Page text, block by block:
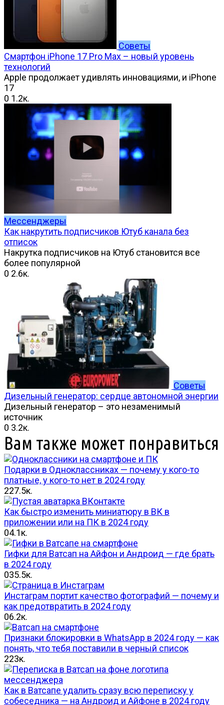
Советы
Смартфон iPhone 17 Pro Max – новый уровень
технологий
Apple продолжает удивлять инновациями, и iPhone
17
0 1.2к.
Мессенджеры
Как накрутить подписчиков Ютуб канала без
отписок
Накрутка подписчиков на Ютуб становится все
более популярной
0 2.6к.
Советы
Дизельный генератор: сердце автономной энергии
Дизельный генератор – это незаменимый
источник
0 3.2к.
Вам также может понравиться
Подарки в Одноклассниках — почему у кого-то
платные, у кого-то нет в 2024 году
227.5к.
Как быстро изменить миниатюру в ВК в
приложении или на ПК в 2024 году
04.1к.
Гифки для Ватсап на Айфон и Андроид — где брать
в 2024 году
035.5к.
Инстаграм портит качество фотографий — почему и
как предотвратить в 2024 году
06.2к.
Признаки блокировки в WhatsApp в 2024 году — как
понять, что тебя поставили в черный список
223к.
Как в Ватсапе удалить сразу всю переписку у
собеседника — на Андроид и Айфоне в 2024 году